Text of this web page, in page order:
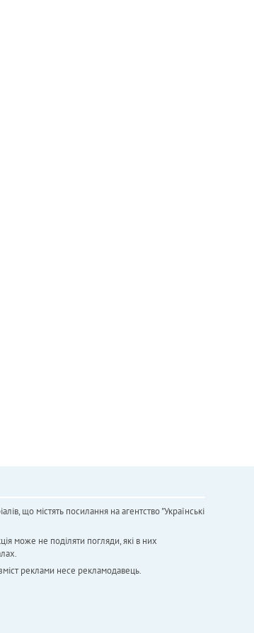
що містять посилання на агентство "Українськi
може не поділяти погляди, які в них
реклами несе рекламодавець.